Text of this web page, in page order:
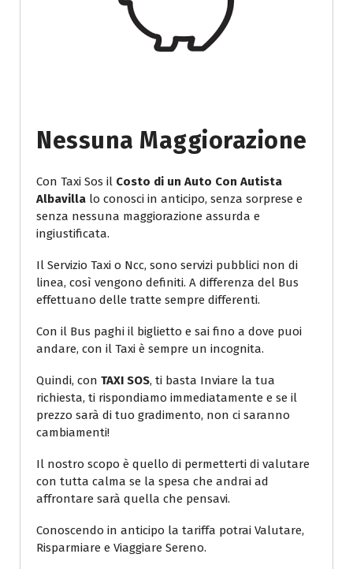
Nessuna Maggiorazione
Con Taxi Sos il Costo di un Auto Con Autista
Albavilla lo conosci in anticipo, senza sorprese e
senza nessuna maggiorazione assurda e
ingiustificata.
Il Servizio Taxi o Ncc, sono servizi pubblici non di
linea, così vengono definiti. A differenza del Bus
effettuano delle tratte sempre differenti.
Con il Bus paghi il biglietto e sai fino a dove puoi
andare, con il Taxi è sempre un incognita.
Quindi, con TAXI SOS, ti basta Inviare la tua
richiesta, ti rispondiamo immediatamente e se il
prezzo sarà di tuo gradimento, non ci saranno
cambiamenti!
Il nostro scopo è quello di permetterti di valutare
con tutta calma se la spesa che andrai ad
affrontare sarà quella che pensavi.
Conoscendo in anticipo la tariffa potrai Valutare,
Risparmiare e Viaggiare Sereno.